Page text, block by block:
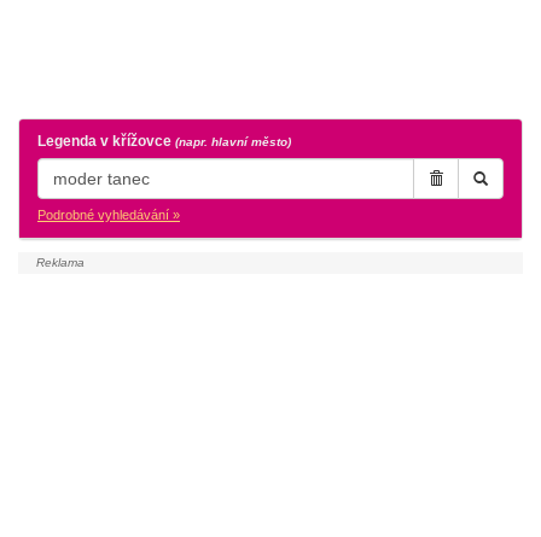
Legenda v křížovce (napr. hlavní město)
Podrobné vyhledávání »